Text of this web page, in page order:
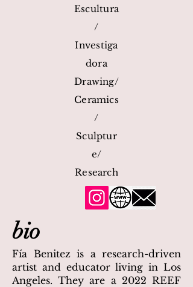
Escultura
/
Investiga
dora
Drawing/
Ceramics
/
Sculptur
e/
Research
bio
Fía Benitez is a research-driven
artist and educator living in Los
Angeles. They are a 2022 REEF